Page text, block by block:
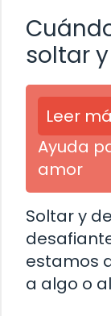
soltar
Leer
Ayuda
amor
Soltar y
estamos
a algo o